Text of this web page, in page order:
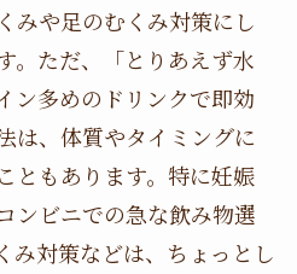
みや足のむくみ対策にし
。ただ、「とりあえず水
ン多めのドリンクで即効
は、体質やタイミングに
ともあります。特に妊娠
ンビニでの急な飲み物選
み対策などは、ちょっとし